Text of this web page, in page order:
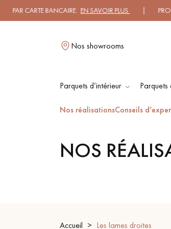
BANCAIRE.EN SAVOIR PLUS| PROFITEZ DE
Nos showrooms
Parquets d’intérieur Parquets
Nos réalisationsConseils
PARQUET MASSIF
NOS
Accueil Les lames droites